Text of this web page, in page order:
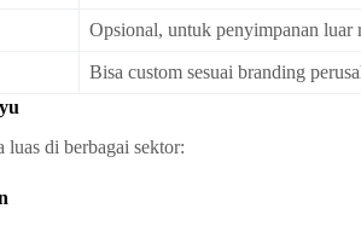
Opsional, untuk penyimpanan luar
Bisa custom sesuai branding
luas di berbagai sektor: